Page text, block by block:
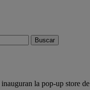
la pop-up store